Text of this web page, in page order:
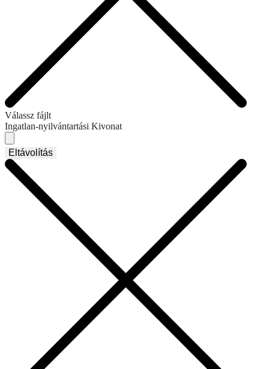
Válassz fájlt
Ingatlan-nyilvántartási Kivonat
Eltávolítás